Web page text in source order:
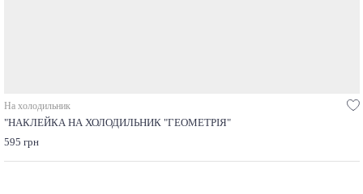
На холодильник
"НАКЛЕЙКА НА ХОЛОДИЛЬНИК "ГЕОМЕТРІЯ"
595 грн